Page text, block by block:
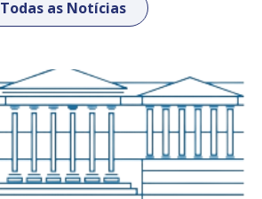
Todas as Notícias